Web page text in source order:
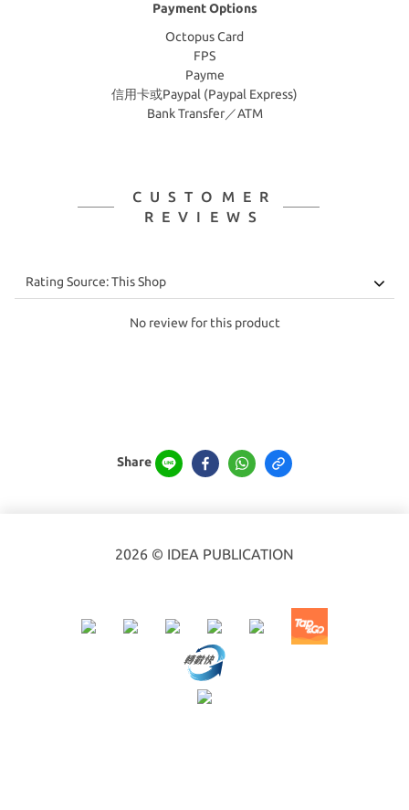
Payment Options
Octopus Card
FPS
Payme
信用卡或Paypal (Paypal Express)
Bank Transfer／ATM
CUSTOMER
REVIEWS
No review for this product
Share
2026 © IDEA PUBLICATION